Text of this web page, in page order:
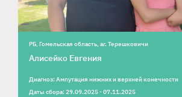
РБ, Гомельская область, аг. Терешковичи
Алисейко Евгения
Диагноз: Ампутация нижних и верхней конечности
Даты сбора: 29.09.2025 - 07.11.2025